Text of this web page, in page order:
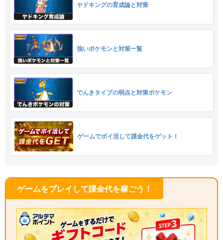
ヤドキングの育成論と対策
強いポケモンと対策一覧
でんきタイプの弱点と対策ポケモン
ゲームでポイ活して課金代をゲット！
ゲームをプレイして課金代を稼ごう！